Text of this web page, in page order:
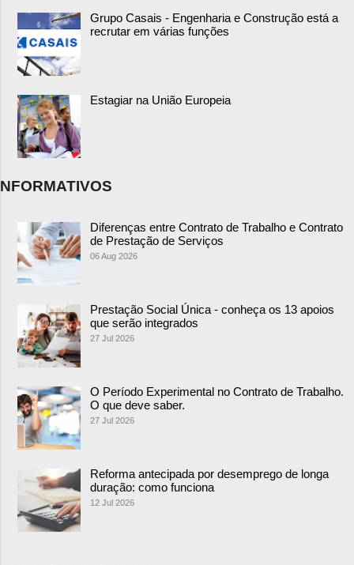
Grupo Casais - Engenharia e Construção está a
recrutar em várias funções
Estagiar na União Europeia
NFORMATIVOS
Diferenças entre Contrato de Trabalho e Contrato
de Prestação de Serviços
06 Aug 2026
Prestação Social Única - conheça os 13 apoios
que serão integrados
27 Jul 2026
O Período Experimental no Contrato de Trabalho.
O que deve saber.
27 Jul 2026
Reforma antecipada por desemprego de longa
duração: como funciona
12 Jul 2026